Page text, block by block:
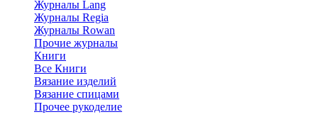
Журналы Lang
Журналы Regia
Журналы Rowan
Прочие журналы
Книги
Все Книги
Вязание изделий
Вязание спицами
Прочее рукоделие